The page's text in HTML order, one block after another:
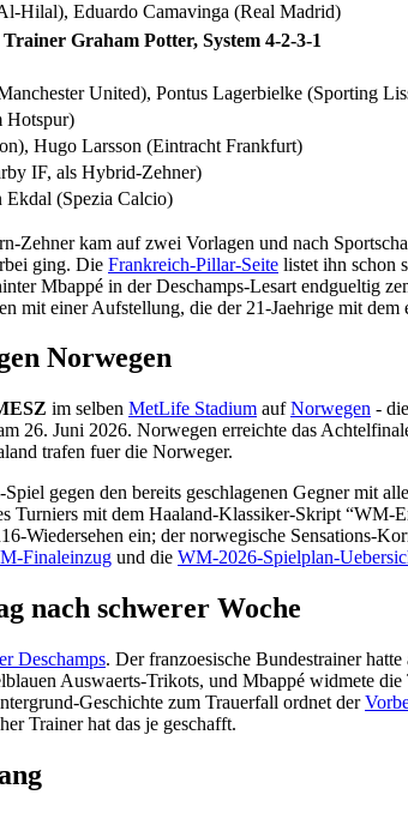
Hilal), Eduardo Camavinga (Real Madrid)
Trainer Graham Potter, System 4-2-3-1
United), Pontus Lagerbielke (Sporting
Hotspur)
Hugo Larsson (Eintracht Frankfurt)
IF, als Hybrid-Zehner)
(Spezia Calcio)
kam auf zwei Vorlagen und nach
ging. Die Frankreich-Pillar-Seite listet ihn schon
Mbappé in der Deschamps-Lesart endgueltig
mit einer Aufstellung, die der 21-Jaehrige mit
Norwegen
im selben MetLife Stadium aufNorwegen -
26. Juni 2026. Norwegen erreichte das
trafen fuer die Norweger.
gegen den bereits geschlagenen Gegner mit
Turniers mit dem Haaland-Klassiker-Skript
Wiedersehen ein; der norwegische Sensations-
Finaleinzug und die WM-2026-Spielplan-
nach schwerer Woche
Deschamps. Der franzoesische Bundestrainer
Auswaerts-Trikots, und Mbappé widmete
Geschichte zum Trauerfall ordnet der
Trainer hat das je geschafft.